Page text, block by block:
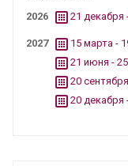
2026 21 декабря
2027
15 марта -
21 июня -
20
20 декабря